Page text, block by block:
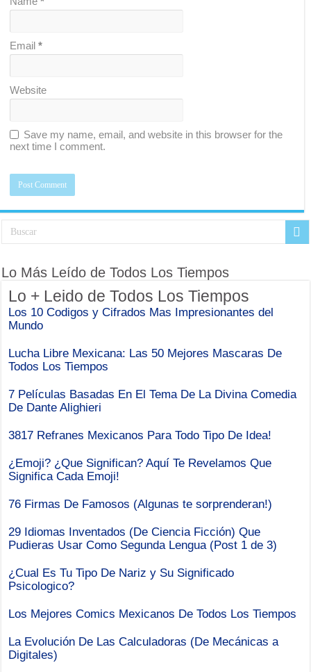
Email*
Website
Save my name, email, and website in this browser for the
next time I comment.
Lo Más Leído de Todos Los Tiempos
Lo + Leido de Todos Los Tiempos
Los 10 Codigos y Cifrados Mas Impresionantes del
Mundo
Lucha Libre Mexicana: Las 50 Mejores Mascaras De
Todos Los Tiempos
7 Películas Basadas En El Tema De La Divina Comedia
De Dante Alighieri
3817 Refranes Mexicanos Para Todo Tipo De Idea!
¿Emoji? ¿Que Significan? Aquí Te Revelamos Que
Significa Cada Emoji!
76 Firmas De Famosos (Algunas te sorprenderan!)
29 Idiomas Inventados (De Ciencia Ficción) Que
Pudieras Usar Como Segunda Lengua (Post 1 de 3)
¿Cual Es Tu Tipo De Nariz y Su Significado
Psicologico?
Los Mejores Comics Mexicanos De Todos Los Tiempos
La Evolución De Las Calculadoras (De Mecánicas a
Digitales)